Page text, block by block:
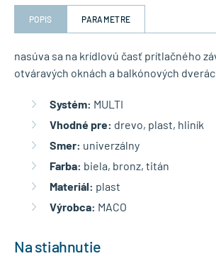
POPIS PARAMETRE
nasúva sa na krídlovú časť prítlačného
otváravých oknách a balkónových
Systém: MULTI
Vhodné pre: drevo, plast, hliník
Smer: univerzálny
Farba: biela, bronz, titán
Materiál: plast
Výrobca: MACO
Na stiahnutie